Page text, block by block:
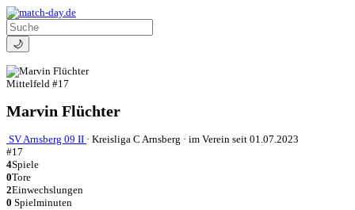
🌙
Mittelfeld #17
Marvin Flüchter
SV Arnsberg 09 II · Kreisliga C Arnsberg · im Verein seit 01.07.2023
#17
4Spiele
0Tore
2Einwechslungen
0 Spielminuten